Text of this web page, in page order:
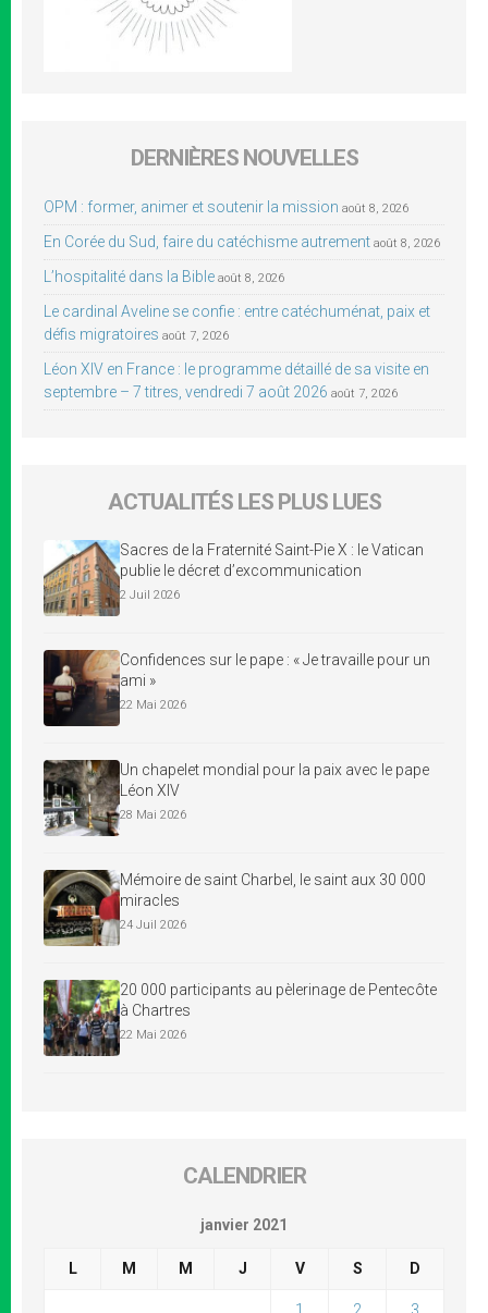
DERNIÈRES NOUVELLES
OPM : former, animer et soutenir la mission août 8, 2026
En Corée du Sud, faire du catéchisme autrement août 8, 2026
L’hospitalité dans la Bible août 8, 2026
Le cardinal Aveline se confie : entre catéchuménat, paix et
défis migratoires août 7, 2026
Léon XIV en France : le programme détaillé de sa visite en
septembre – 7 titres, vendredi 7 août 2026 août 7, 2026
ACTUALITÉS LES PLUS LUES
Sacres de la Fraternité Saint-Pie X : le Vatican
publie le décret d’excommunication
2 Juil 2026
Confidences sur le pape : « Je travaille pour un
ami »
22 Mai 2026
Un chapelet mondial pour la paix avec le pape
Léon XIV
28 Mai 2026
Mémoire de saint Charbel, le saint aux 30 000
miracles
24 Juil 2026
20 000 participants au pèlerinage de Pentecôte
à Chartres
22 Mai 2026
CALENDRIER
janvier 2021
L M M J V S D